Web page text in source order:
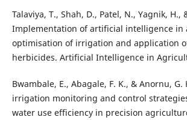
Talaviya, T., Shah, D., Patel, N., Yagnik, H.,
Implementation of artificial intelligence in
optimisation of irrigation and application
herbicides. Artificial Intelligence in
Bwambale, E., Abagale, F. K., & Anornu, G.
irrigation monitoring and control
water use efficiency in precision